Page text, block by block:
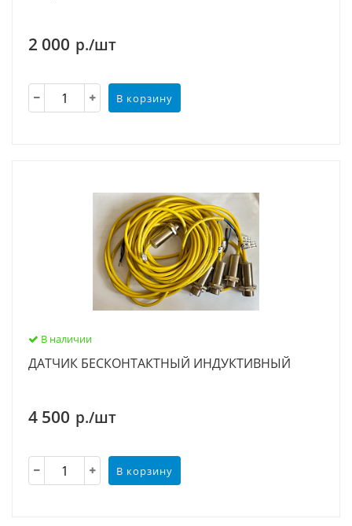
2 000 р./шт
В корзину
В наличии
ДАТЧИК БЕСКОНТАКТНЫЙ ИНДУКТИВНЫЙ
4 500 р./шт
В корзину